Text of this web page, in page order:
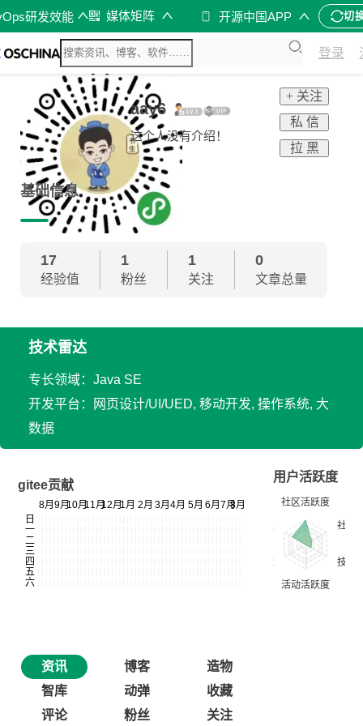
研发效能 媒体矩阵 开源中国APP 切
登录
aay6
这个人没有介绍！
+ 关注
私 信
拉 黑
基础信息
17
经验值
1
粉丝
1
关注
0
文章总量
技术雷达
专长领域：Java SE
开发平台：网页设计/UI/UED, 移动开发, 操作系统, 大
数据
gitee贡献
用户活跃度
资讯 博客
造物
智库
动弹
收藏
评论
粉丝 关注